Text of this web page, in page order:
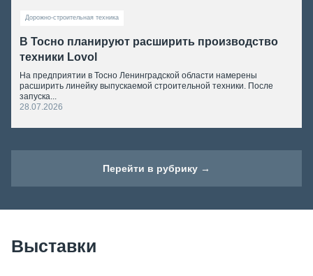
Дорожно-строительная техника
В Тосно планируют расширить производство
техники Lovol
На предприятии в Тосно Ленинградской области намерены
расширить линейку выпускаемой строительной техники. После
запуска...
28.07.2026
Перейти в рубрику →
Выставки